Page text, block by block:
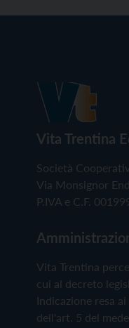
Vita Trentina
Società
Via Monsignor
P.IVA e C.F.
Vita Trentina
cui al decreto
Indicazione resa
dell'art. 5 del